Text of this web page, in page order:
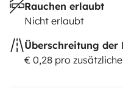
Rauchen erlaubt
Nicht erlaubt
Überschreitung der
€ 0,28 pro